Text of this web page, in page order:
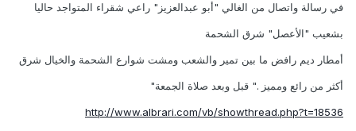
في رسالة واتصال من الغالي "أبو عبدالعزيز" راعي شقراء المتواجد حاليا
بشعيب "الأعصل" شرق الشحمة
أمطار ديم رافض ما بين تمير والشعب ومشت شوارع الشحمة والخيال شرق
أكثر من رائع ومميز ." قبل وبعد صلاة الجمعة"
http://www.albrari.com/vb/showthread.php?t=18536